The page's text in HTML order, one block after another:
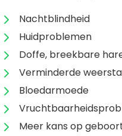
Nachtblindheid
Huidproblemen
Doffe, breekbare
Verminderde
Bloedarmoede
Meer kans op